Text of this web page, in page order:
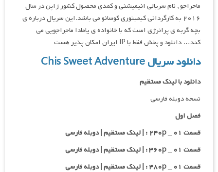
ماجراجو , نام سریالی انیمیشنی و کمدی محصول کشور ژاپن در سال
۲۰۱۶ به کارگردانی کیمینوری کوسانو می باشد.این سریال درباره ی
بچه گربه ی پرانرژی است که با خانواده ی یامادا ماجراجویی می
کند… دانلود و پخش فقط با IP ایران امکان پذیر هست
دانلود سریال Chis Sweet Adventure
دانلود با لینک مستقیم
نسخه دوبله فارسی
فصل اول
قسمت ۰۱ _ ۲۴۰p : | لینک مستقیم | دوبله فارسی
قسمت ۰۱ _ ۳۶۰p : | لینک مستقیم | دوبله فارسی
قسمت ۰۱ _ ۴۸۰p : | لینک مستقیم | دوبله فارسی